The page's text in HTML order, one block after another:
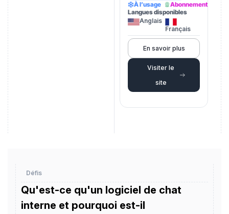
À l’usage
Abonnement
Langues disponibles
Anglais
Français
En savoir plus
Visiter le
site
Défis
Qu'est-ce qu'un logiciel de chat
interne et pourquoi est-il